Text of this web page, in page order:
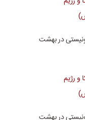
در بهشت
در بهشت